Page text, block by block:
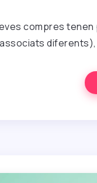
compres
diferents),